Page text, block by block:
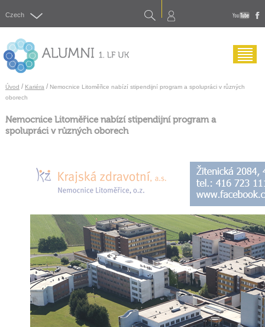
Czech Search
Úvod / Kariéra/ Nemocnice Litoměřice nabízí stipendijní program a spolupráci v různých
oborech
Nemocnice Litoměřice nabízí stipendijní program a
spolupráci v různých oborech